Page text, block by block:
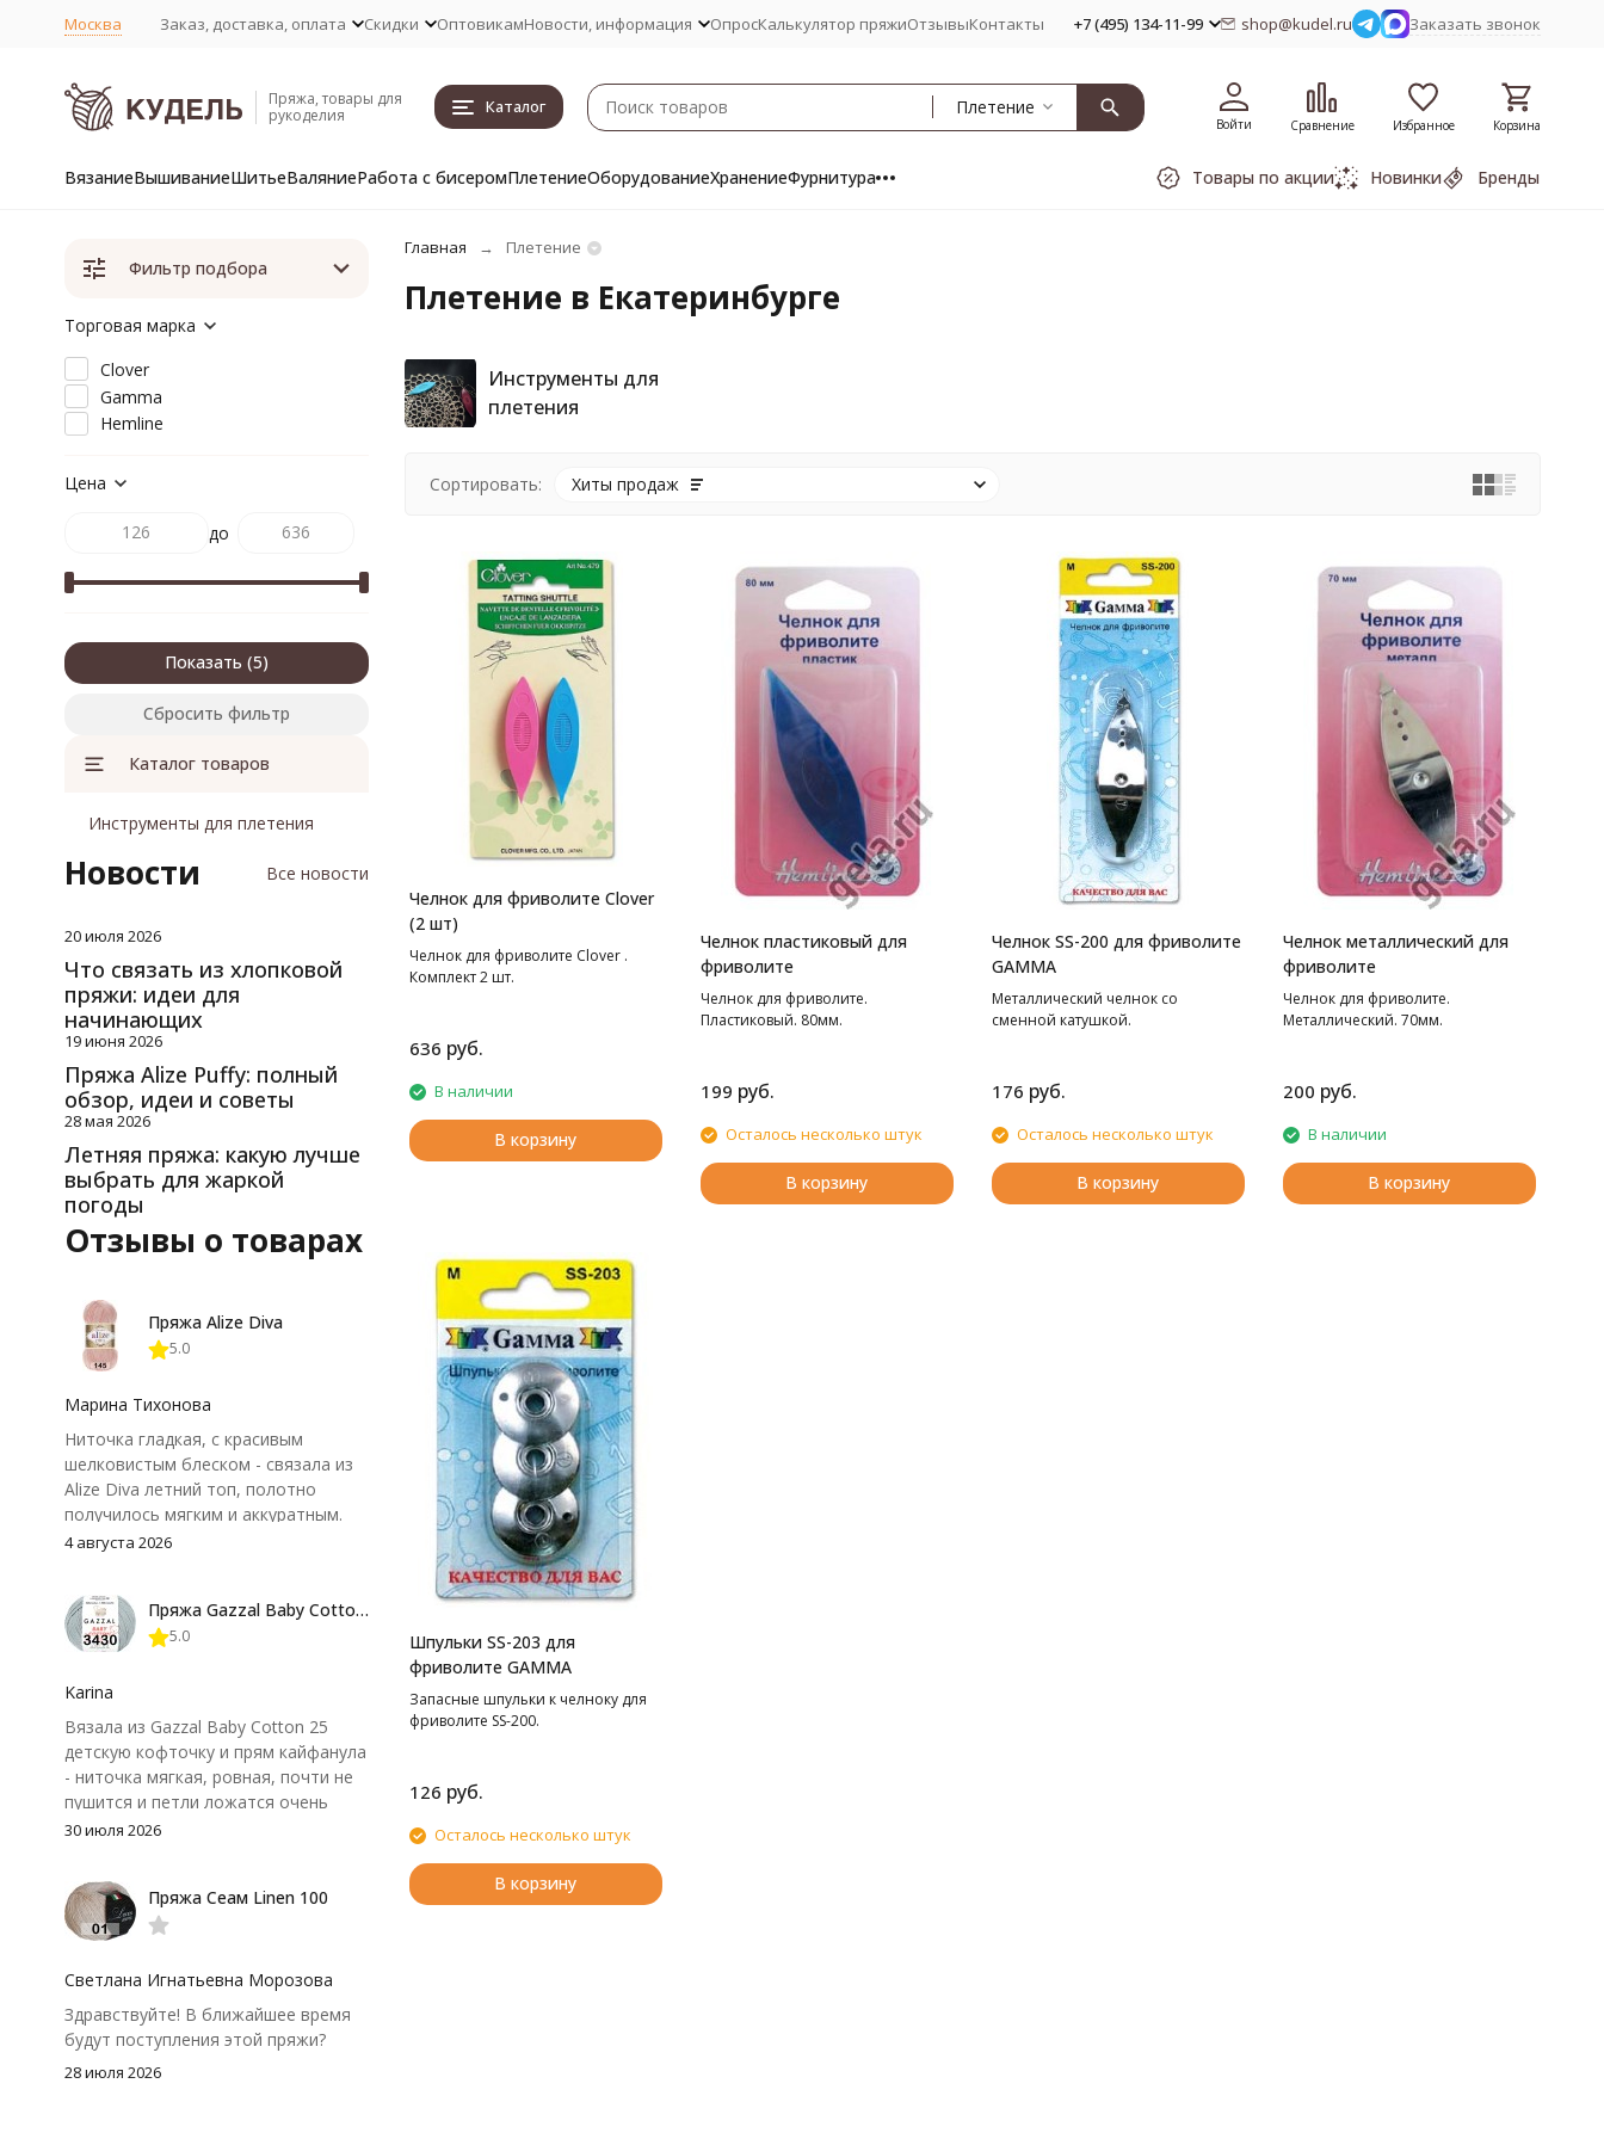
Москва Заказ, доставка, оплата Скидки ОптовикамНовости, информация ОпросКалькулятор пряжиОтзывыКонтакты +7 (495) 134-11-99 shop@kudel.ru Заказать звонок
Пряжа, товары для
рукоделия
Каталог Плетение
Войти Сравнение Избранное Корзина
ВязаниеВышиваниеШитьеВаляниеРабота с бисеромПлетениеОборудованиеХранениеФурнитура Товары по акции Новинки Бренды
Главная Плетение
Плетение в Екатеринбурге
Инструменты для
плетения
Сортировать: Хиты продаж
Челнок для фриволите Clover
(2 шт)
Челнок для фриволите Clover .
Комплект 2 шт.
636 руб.
В наличии
В корзину
Челнок пластиковый для
фриволите
Челнок для фриволите.
Пластиковый. 80мм.
199 руб.
Осталось несколько штук
В корзину
Челнок SS-200 для фриволите
GAMMA
Металлический челнок со
сменной катушкой.
176 руб.
Осталось несколько штук
В корзину
Челнок металлический для
фриволите
Челнок для фриволите.
Металлический. 70мм.
200 руб.
В наличии
В корзину
Шпульки SS-203 для
фриволите GAMMA
Запасные шпульки к челноку для
фриволите SS-200.
126 руб.
Осталось несколько штук
В корзину
Фильтр подбора
Торговая марка
Clover
Gamma
Hemline
Цена
до
Показать
Сбросить фильтр
Каталог товаров
Инструменты для плетения
Новости Все новости
20 июля 2026
Что связать из хлопковой
пряжи: идеи для
начинающих
19 июня 2026
Пряжа Alize Puffy: полный
обзор, идеи и советы
28 мая 2026
Летняя пряжа: какую лучше
выбрать для жаркой
погоды
Отзывы о товарах
Пряжа Alize Diva
5.0
Марина Тихонова
Ниточка гладкая, с красивым
шелковистым блеском - связала из
Alize Diva летний топ, полотно
получилось мягким и аккуратным.
Петли хорошо видны, вяжется
нюанс - пряжа немного скользит и
иногда расслаивается, пришлось
крючок поудобнее.
4 августа 2026
Пряжа Gazzal Baby Cotton 25
5.0
Karina
Вязала из Gazzal Baby Cotton 25
детскую кофточку и прям кайфанула
- ниточка мягкая, ровная, почти не
пушится и петли ложатся очень
аккуратно. После стирки полотно
потеряло, цвет тоже не стал
тусклее. Единственный нюанс -
моточки маленькие, расход лучше
чуть-чуть не хватило))
30 июля 2026
Пряжа Сеам Linen 100
Светлана Игнатьевна Морозова
Здравствуйте! В ближайшее время
будут поступления этой пряжи?
28 июля 2026